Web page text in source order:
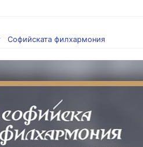
Софийската филхармония